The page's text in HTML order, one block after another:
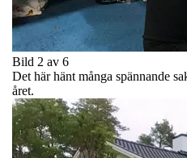
Bild 2 av 6
Det här hänt många spännande
året.